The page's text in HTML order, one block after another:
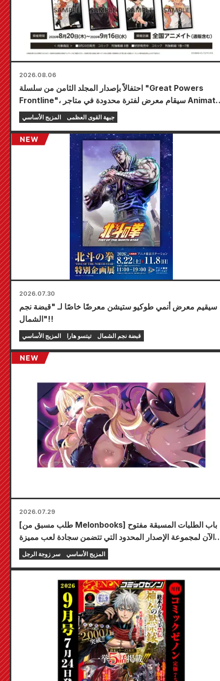
2026.08.06
احتفالاً بإصدار المجلد الثامن من سلسلة "Great Powers
Frontline"، سيقام معرض لفترة محدودة في متاجر Animate
في جميع أنحاء البلاد ابتداءً من 20 أغسطس، حيث يمكنك
المزيج الأساسي جبهة القوى العظمى
2026.07.30
سيقيم معرض أنمي طوكيو ستيشن معرضًا خاصًا لـ "قبضة نجم
الشمال"!!
المزيج الأساسي تيتسو هارا قبضة نجم الشمال
2026.07.29
[طلب مسبق من Melonbooks] باب الطلبات المسبقة مفتوح
الآن لمجموعة الإصدار المحدود التي تتضمن سجادة لعب مميزة
تحمل رسمًا رائعًا لشخصية فويوكي توجو بريشة الفنان كودو! من
المقرر إصدار المجلد السادس من سلسلة "سر العروس" في 20
سر زوجة الرجل المزيج الأساسي